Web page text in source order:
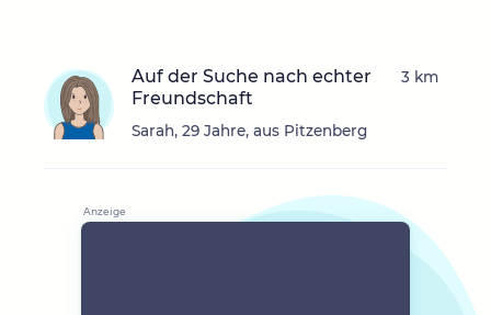
Auf der Suche nach echter
Freundschaft
Sarah, 29 Jahre, aus Pitzenberg
3 km